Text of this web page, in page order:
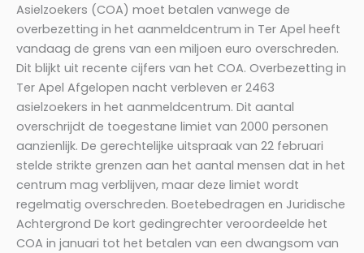
Asielzoekers (COA) moet betalen vanwege de
overbezetting in het aanmeldcentrum in Ter Apel heeft
vandaag de grens van een miljoen euro overschreden.
Dit blijkt uit recente cijfers van het COA. Overbezetting in
Ter Apel Afgelopen nacht verbleven er 2463
asielzoekers in het aanmeldcentrum. Dit aantal
overschrijdt de toegestane limiet van 2000 personen
aanzienlijk. De gerechtelijke uitspraak van 22 februari
stelde strikte grenzen aan het aantal mensen dat in het
centrum mag verblijven, maar deze limiet wordt
regelmatig overschreden. Boetebedragen en Juridische
Achtergrond De kort gedingrechter veroordeelde het
COA in januari tot het betalen van een dwangsom van